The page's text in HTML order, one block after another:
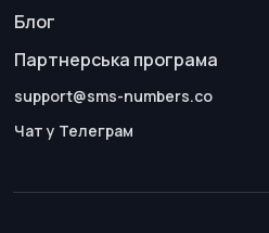
Блог
Партнерська програма
support@sms-numbers.co
Чат у Телеграм